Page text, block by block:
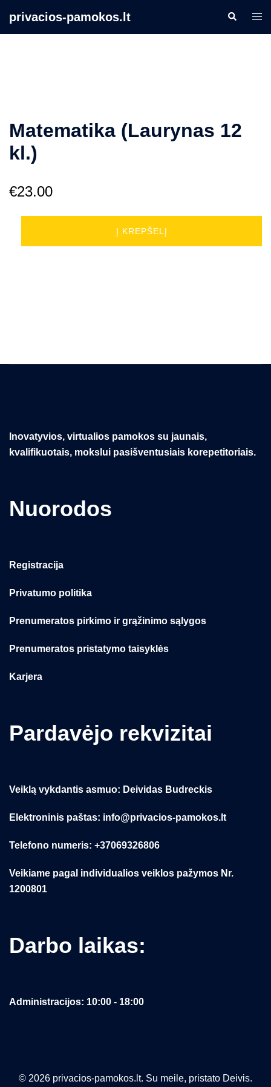
privacios-pamokos.lt Search
Matematika (Laurynas 12
kl.)
€23.00
Į KREPŠELĮ
Inovatyvios, virtualios pamokos su jaunais,
kvalifikuotais, mokslui pasišventusiais korepetitoriais.
Nuorodos
Registracija
Privatumo politika
Prenumeratos pirkimo ir grąžinimo sąlygos
Prenumeratos pristatymo taisyklės
Karjera
Pardavėjo rekvizitai
Veiklą vykdantis asmuo: Deividas Budreckis
Elektroninis paštas: info@privacios-pamokos.lt
Telefono numeris: +37069326806
Veikiame pagal individualios veiklos pažymos Nr.
1200801
Darbo laikas:
Administracijos: 10:00 - 18:00
© 2026 privacios-pamokos.lt. Su meile, pristato Deivis.